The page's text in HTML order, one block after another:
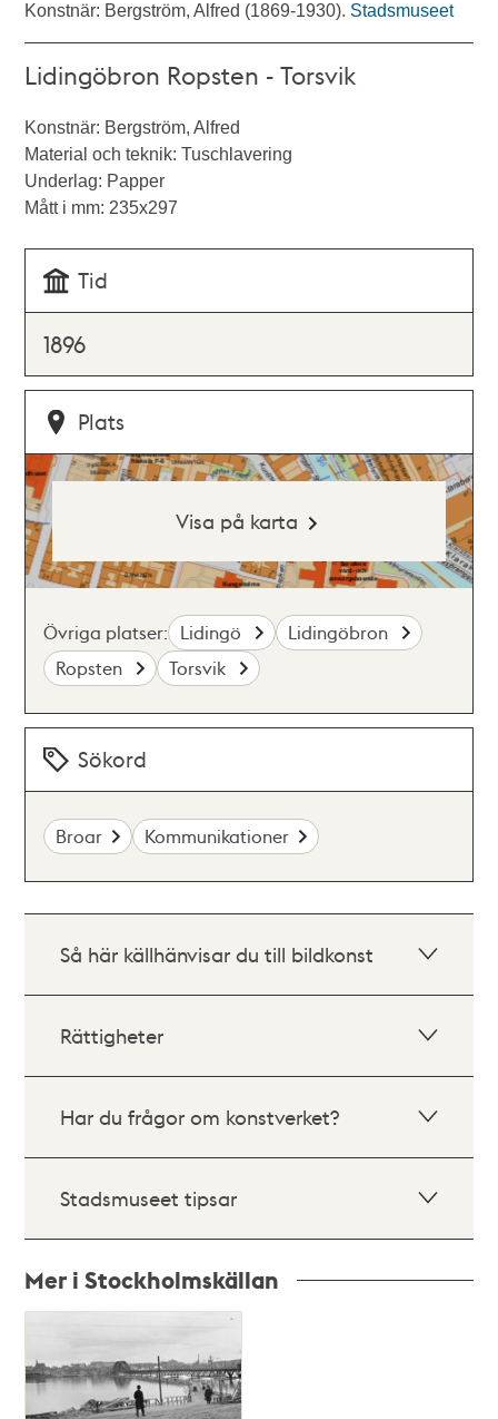
Konstnär: Bergström, Alfred (1869-1930). Stadsmuseet
Lidingöbron Ropsten - Torsvik
Konstnär: Bergström, Alfred
Material och teknik: Tuschlavering
Underlag: Papper
Mått i mm: 235x297
Tid
1896
Plats
Visa på karta
Övriga platser: Lidingö
Lidingöbron
Ropsten
Torsvik
Sökord
Broar Kommunikationer
Så här källhänvisar du till bildkonst
Rättigheter
Har du frågor om konstverket?
Stadsmuseet tipsar
Mer i Stockholmskällan
och
teman